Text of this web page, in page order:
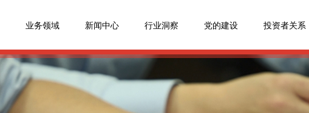
业务领域 新闻中心 行业洞察 党的建设 投资者关系